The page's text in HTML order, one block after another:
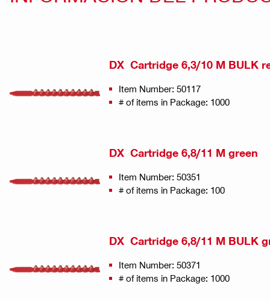
DX Cartridge 6,3/10 M BULK
Item Number: 50117
# of items in Package: 1000
DX Cartridge 6,8/11 M green
Item Number: 50351
# of items in Package: 100
DX Cartridge 6,8/11 M BULK
Item Number: 50371
# of items in Package: 1000